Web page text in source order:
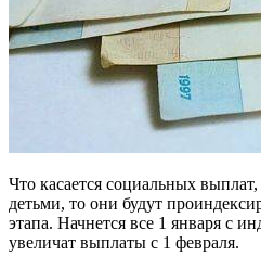
Что касается социальных
детьми, то они будут
этапа. Начнется все 1 января с
увеличат выплаты с 1 февраля.